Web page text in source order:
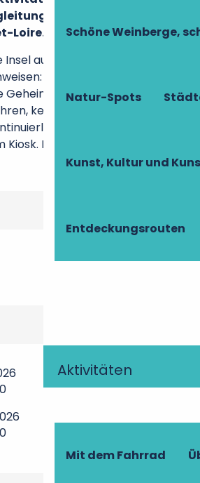
Schöne Weinberge,
Natur-Spots
Kunst, Kultur und
Entdeckungsrouten
Aktivitäten
Mit dem Fahrrad
des Maison de la
Loire.
auf der Suche nach
"Löse die Rätsel und die
Geheimnisse mehr vor dir
keine Reservierung
Workshop mit
Dauer des Workshops